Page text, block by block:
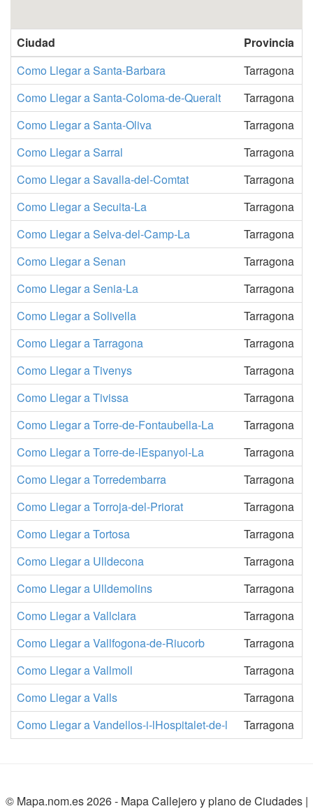
Ciudad
Provincia
Como Llegar a Santa-Barbara
Tarragona
Como Llegar a Santa-Coloma-de-Queralt
Tarragona
Como Llegar a Santa-Oliva
Tarragona
Como Llegar a Sarral
Tarragona
Como Llegar a Savalla-del-Comtat
Tarragona
Como Llegar a Secuita-La
Tarragona
Como Llegar a Selva-del-Camp-La
Tarragona
Como Llegar a Senan
Tarragona
Como Llegar a Senia-La
Tarragona
Como Llegar a Solivella
Tarragona
Como Llegar a Tarragona
Tarragona
Como Llegar a Tivenys
Tarragona
Como Llegar a Tivissa
Tarragona
Como Llegar a Torre-de-Fontaubella-La
Tarragona
Como Llegar a Torre-de-lEspanyol-La
Tarragona
Como Llegar a Torredembarra
Tarragona
Como Llegar a Torroja-del-Priorat
Tarragona
Como Llegar a Tortosa
Tarragona
Como Llegar a Ulldecona
Tarragona
Como Llegar a Ulldemolins
Tarragona
Como Llegar a Vallclara
Tarragona
Como Llegar a Vallfogona-de-Riucorb
Tarragona
Como Llegar a Vallmoll
Tarragona
Como Llegar a Valls
Tarragona
Como Llegar a Vandellos-i-lHospitalet-de-l
Tarragona
© Mapa.nom.es 2026 - Mapa Callejero y plano de Ciudades|